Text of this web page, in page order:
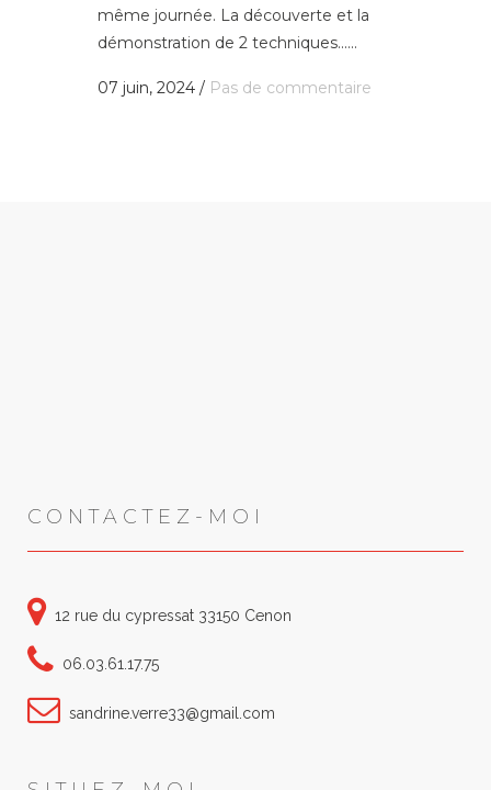
même journée. La découverte et la
démonstration de 2 techniques......
07 juin, 2024 / Pas de commentaire
CONTACTEZ-MOI
12 rue du cypressat 33150 Cenon
06.03.61.17.75
sandrine.verre33@gmail.com